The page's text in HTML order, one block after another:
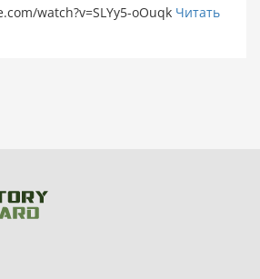
watch?v=SLYy5-oOuqk Читать